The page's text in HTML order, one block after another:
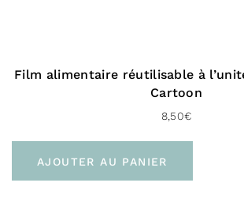
Film alimentaire réutilisable à
Cartoon
8,50€
AJOUTER AU PANIER